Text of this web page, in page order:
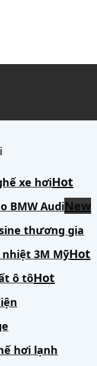
xe hơi
BMW Audi
thương gia
nhiệt 3M Mỹ
ô tô
hơi lạnh